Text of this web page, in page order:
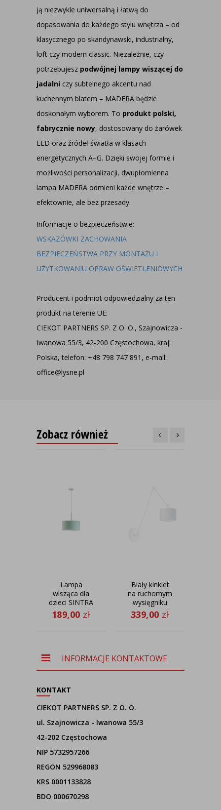
ją niezwykle uniwersalną i łatwą do
dopasowania do każdego stylu wnętrza – od
klasycznego po skandynawski, industrialny,
loft czy modern classic. Niezależnie, czy
potrzebujesz podwójnej lampy wiszącej do
jadalni czy subtelnego akcentu nad
kuchennym blatem – MADERA będzie
doskonałym wyborem. To produkt polski,
fabrycznie nowy, dostosowany do żarówek
LED oraz źródeł światła w klasach
energetycznych A–G. Dzięki swojej formie i
możliwości personalizacji, dwupłomienna
lampa MADERA odmieni każde wnętrze –
efektownie, ale bez przesady.
Informacje o bezpieczeństwie:
WSKAZÓWKI ZACHOWANIA
BEZPIECZEŃSTWA PRZY MONTAŻU I
UŻYTKOWANIU OPRAW OŚWIETLENIOWYCH
Producent i podmiot odpowiedzialny za ten
produkt na terenie UE:
CIEKOT PARTNERS SP. Z O. O., Szajnowicza -
Iwanowa 55/3, 42-200 Częstochowa, kraj:
Polska, telefon: +48 798 747 891, e-mail:
office@lysne.pl
Zobacz również
Lampa
wisząca dla
dzieci SINTRA
fi - 30 cm
189,00 zł
Biały kinkiet
na ruchomym
wysięgniku
TESNUS
kinkiet
339,00 zł
INFORMACJE KONTAKTOWE
KONTAKT
CIEKOT PARTNERS SP. Z O. O.
ul. Szajnowicza - Iwanowa 55/3
42-202 Częstochowa
NIP 5732957266
REGON 529968083
KRS 0001133828
BDO 000670298